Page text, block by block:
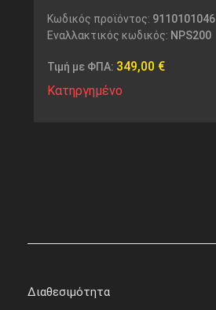
Κωδικός προϊόντος: 9110101046
Εναλλακτικός κωδικός: NPS200
Τιμή με ΦΠΑ: 349,00 €
Κατηργημένο
Διαθεσιμότητα